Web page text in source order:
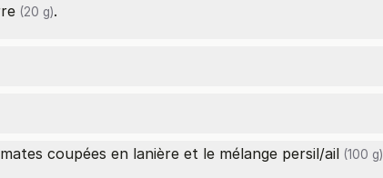
(20 g).
coupées en lanière et le mélange persil/ail (100 g)